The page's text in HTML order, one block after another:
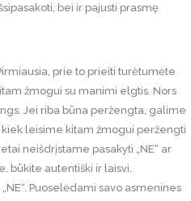
bei ir pajusti prasmę
prie to prieiti turėtumėte
žmogui su manimi elgtis. Nors
Jei riba būna peržengta, galime
kiek leisime kitam žmogui peržengti
neišdrįstame pasakyti „NE“ ar
būkite autentiški ir laisvi,
Puoselėdami savo asmenines